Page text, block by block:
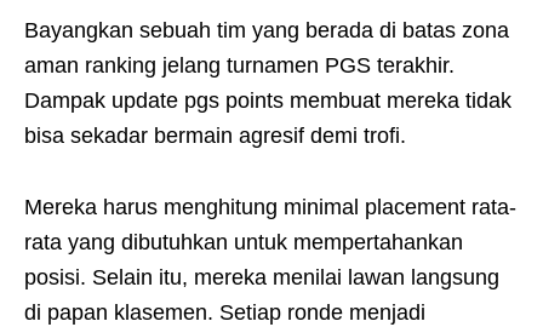
Bayangkan sebuah tim yang berada di batas zona
aman ranking jelang turnamen PGS terakhir.
Dampak update pgs points membuat mereka tidak
bisa sekadar bermain agresif demi trofi.
Mereka harus menghitung minimal placement rata-
rata yang dibutuhkan untuk mempertahankan
posisi. Selain itu, mereka menilai lawan langsung
di papan klasemen. Setiap ronde menjadi